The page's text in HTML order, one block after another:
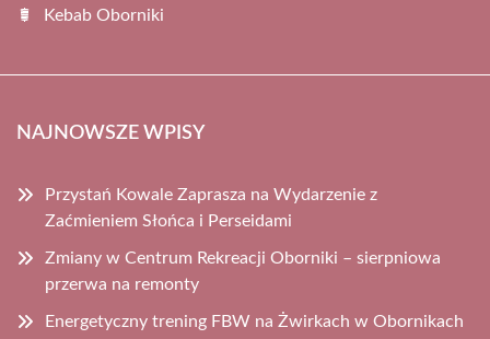
Kebab Oborniki
NAJNOWSZE WPISY
Przystań Kowale Zaprasza na Wydarzenie z
Zaćmieniem Słońca i Perseidami
Zmiany w Centrum Rekreacji Oborniki – sierpniowa
przerwa na remonty
Energetyczny trening FBW na Żwirkach w Obornikach